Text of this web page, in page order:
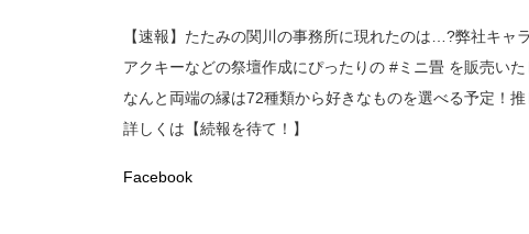
【速報】たたみの関川の事務所に現れたのは…?弊社キャ
アクキーなどの祭壇作成にぴったりの #ミニ畳 を販売いた
なんと両端の縁は72種類から好きなものを選べる予定！
詳しくは【続報を待て！】
Facebook